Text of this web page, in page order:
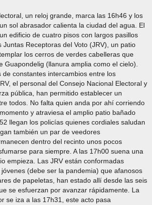
un reloj grande, marca las 16h46 y los
sol abrasador calienta la ciudad del agua. El
edificio de cuatro pisos con largos pasillos
Juntas Receptoras del Voto (JRV), un patio
los cerros de verdes cabelleras que
Guapondelig (llanura amplia como el cielo).
de constantes intercambios entre los
el personal del Consejo Nacional Electoral y
pública, han permitido establecer un
todos. No falta quien anda por ahí corriendo
y atraviesa el amplio patio bañado
llegan los policías quienes cordiales saludan
también un par de veedores
dentro del recinto unos pocos
para siempre. A las 17h00 suena una
empieza. Las JRV están conformadas
(debe ser la pandemia) que afanosos
de papeletas, han estado allí desde las seis
se esfuerzan por avanzar rápidamente. La
se iza a las 17h31, este acto pasa